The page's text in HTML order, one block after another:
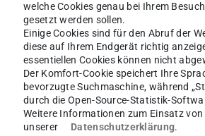
Wörterbuch Deutsch / Englisch
welche Cookies genau bei Ihrem
gesetzt werden sollen.
Einige Cookies sind für den Abruf der
diese auf Ihrem Endgerät richtig
essentiellen Cookies können nicht
Der Komfort-Cookie speichert Ihre
bevorzugte Suchmaschine, während
durch die Open-Source-Statistik-
Weitere Informationen zum Einsatz von
unserer
Datenschutzerklärung.